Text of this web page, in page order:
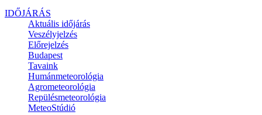
IDŐJÁRÁS
Aktuális időjárás
Veszélyjelzés
Előrejelzés
Budapest
Tavaink
Humánmeteorológia
Agrometeorológia
Repülésmeteorológia
MeteoStúdió